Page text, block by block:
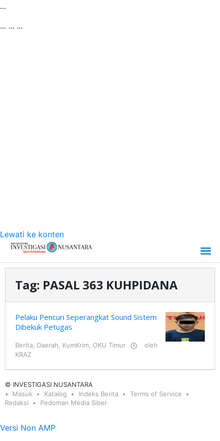
...
... ... ...
Lewati ke konten
Tag: PASAL 363 KUHPIDANA
Pelaku Pencuri Seperangkat Sound Sistem
Dibekuk Petugas
Berita Daerah KumKrim OKU Timur
oleh
KRAZ
© INVESTIGASI NUSANTARA
Masuk
Katalog Indeks Berita
Terms of Service
Redaksi
Pedoman Media Siber
Versi Non AMP